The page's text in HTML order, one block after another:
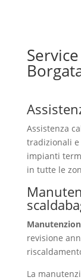
Assistenza
tradizionali e
impianti
in tutte le
revisione
La